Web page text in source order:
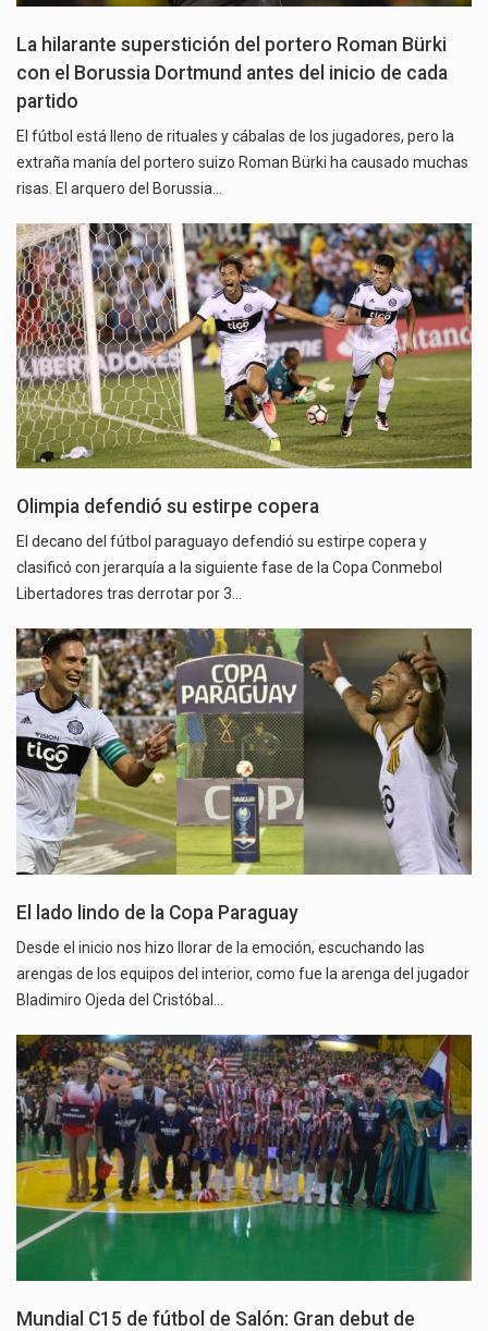
La hilarante superstición del portero Roman Bürki
con el Borussia Dortmund antes del inicio de cada
partido
El fútbol está lleno de rituales y cábalas de los jugadores, pero la
extraña manía del portero suizo Roman Bürki ha causado muchas
risas. El arquero del Borussia…
Olimpia defendió su estirpe copera
El decano del fútbol paraguayo defendió su estirpe copera y
clasificó con jerarquía a la siguiente fase de la Copa Conmebol
Libertadores tras derrotar por 3…
El lado lindo de la Copa Paraguay
Desde el inicio nos hizo llorar de la emoción, escuchando las
arengas de los equipos del interior, como fue la arenga del jugador
Bladimiro Ojeda del Cristóbal…
Mundial C15 de fútbol de Salón: Gran debut de